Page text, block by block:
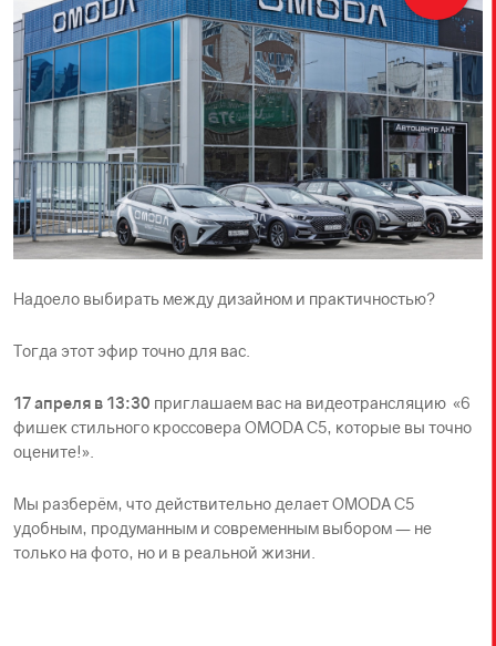
Надоело выбирать между дизайном и практичностью?
Тогда этот эфир точно для вас.
17 апреля в 13:30 приглашаем вас на видеотрансляцию «6
фишек стильного кроссовера OMODA C5, которые вы точно
оцените!».
Мы разберём, что действительно делает OMODA C5
удобным, продуманным и современным выбором — не
только на фото, но и в реальной жизни.